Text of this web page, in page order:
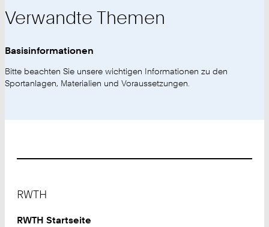
Verwandte Themen
Basisinformationen
Bitte beachten Sie unsere wichtigen Informationen zu den
Sportanlagen, Materialien und Voraussetzungen.
RWTH
RWTH Startseite